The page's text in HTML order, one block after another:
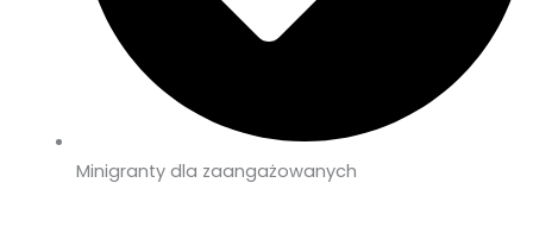
Minigranty dla zaangażowanych